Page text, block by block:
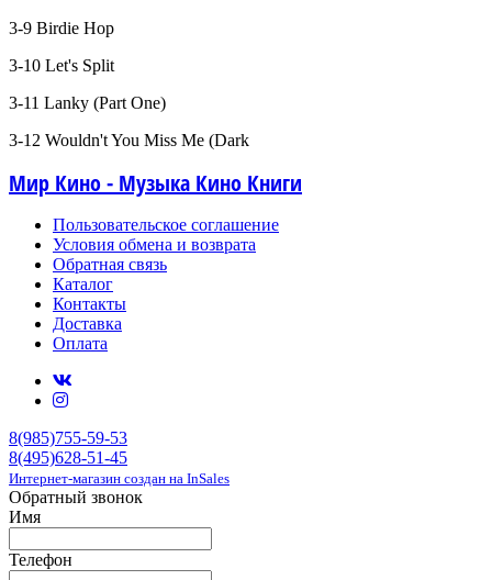
3-9 Birdie Hop
3-10 Let's Split
3-11 Lanky (Part One)
3-12 Wouldn't You Miss Me (Dark
Мир Кино - Музыка Кино Книги
Пользовательское соглашение
Условия обмена и возврата
Обратная связь
Каталог
Контакты
Доставка
Оплата
8(985)755-59-53
8(495)628-51-45
Интернет-магазин создан на InSales
Обратный звонок
Имя
Телефон